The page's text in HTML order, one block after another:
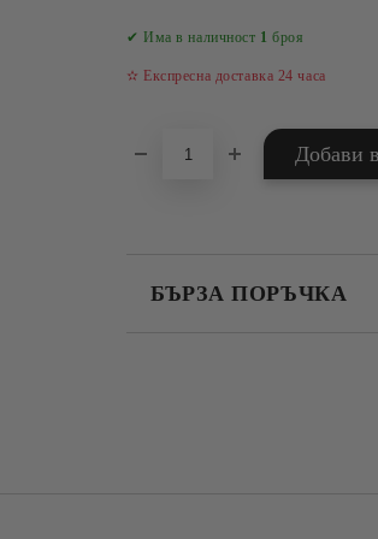
✔ Има в наличност 1 броя
✫ Експресна доставка 24 часа
БЪРЗА ПОРЪЧКА